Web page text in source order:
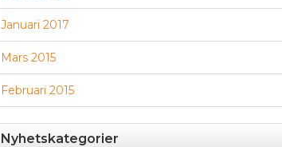
Januari 2017
Mars 2015
Februari 2015
Nyhetskategorier